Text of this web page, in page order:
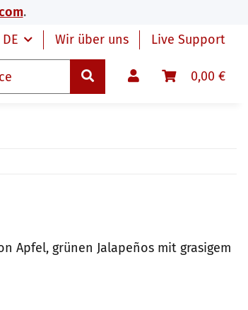
.
DE
Wir über uns Live Support
0,00 €
Apfel, grünen Jalapeños mit grasigem